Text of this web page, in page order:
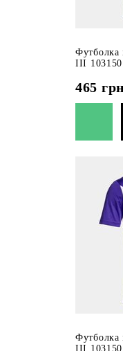
Футболка
III
465 грн
Футболка
III